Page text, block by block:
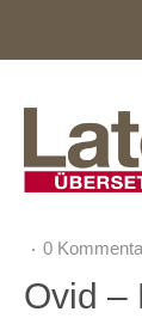
0
Ovid –